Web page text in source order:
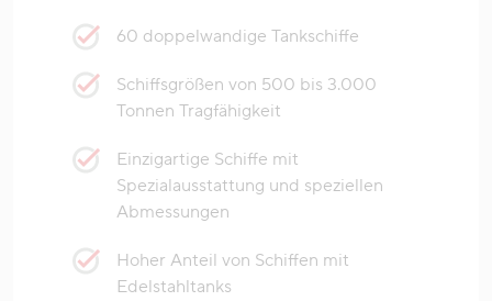
60 doppelwandige Tankschiffe
Schiffsgrößen von 500 bis 3.000
Tonnen Tragfähigkeit
Einzigartige Schiffe mit
Spezialausstattung und speziellen
Abmessungen
Hoher Anteil von Schiffen mit
Edelstahltanks